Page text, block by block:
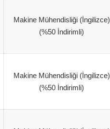
Makine Mühendisliği (İngilizce)
(%50 İndirimli)
Makine Mühendisliği (İngilizce)
(%50 İndirimli)